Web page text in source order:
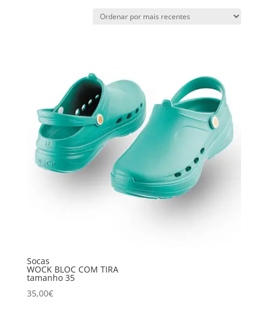
mais
Socas
WOCK BLOC COM TIRA
tamanho 35
35,00€